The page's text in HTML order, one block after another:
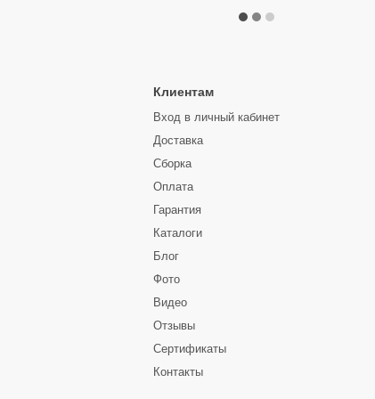
Клиентам
Вход в личный кабинет
Доставка
Сборка
Оплата
Гарантия
Каталоги
Блог
Фото
Видео
Отзывы
Сертификаты
Контакты